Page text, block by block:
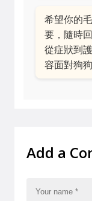
希望你的
要，隨時
從症狀到
容面對狗
Add a